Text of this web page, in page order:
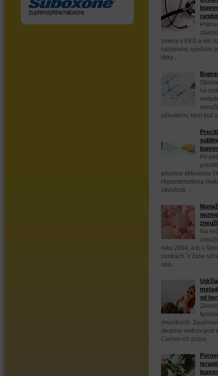
zmeny v EKG a iné
nazývanej syndróm
látky ...
na
užívateľov, ktorí boli
Pri
priamou aktiváciou
Hypersenzitívna
závislosti. ...
Na
roku 2004, a to v
centrách. V čase
oba...
od
imunitných.
skupina vedcov pod
Cieľom ich práce...